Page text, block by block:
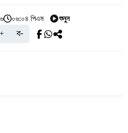
০৬:০৪ পিএম শুনুন
ব-